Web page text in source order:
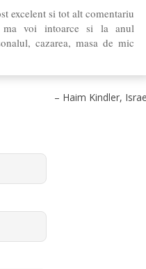
excelent si tot alt comentariu
voi intoarce si la anul
cazarea, masa de mic
Haim Kindler